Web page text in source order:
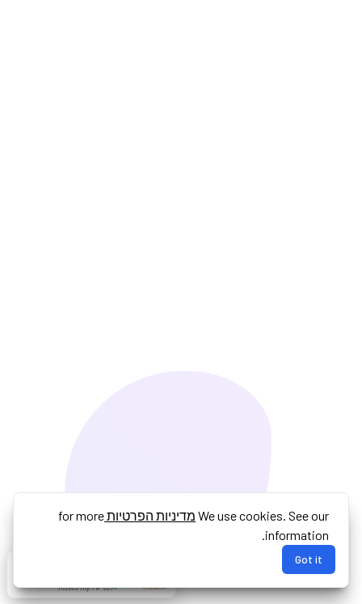
We use cookies. See our מדיניות הפרטיותfor more
information.
Got it